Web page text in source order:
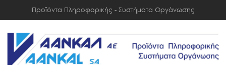
Προϊόντα Πληροφορικής - Συστήματα Οργάνωσης